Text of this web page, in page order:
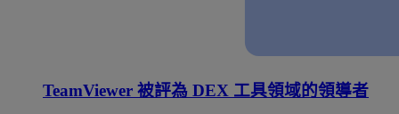
TeamViewer 被評為 DEX 工具領域的領導者